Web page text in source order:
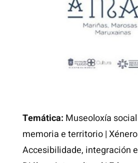
Temática: Museoloxía social
memoria e territorio|
Accesibilidade, integración